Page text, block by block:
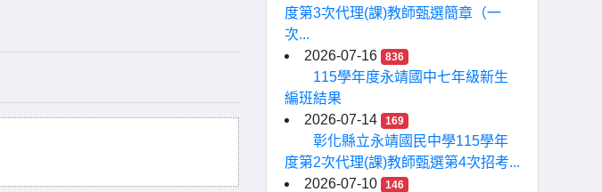
度第3次代理(課)教師甄選簡章（一
次...
2026-07-16
836
115學年度永靖國中七年級新生
編班結果
2026-07-14
169
彰化縣立永靖國民中學115學年
度第2次代理(課)教師甄選第4次招考...
2026-07-10
146